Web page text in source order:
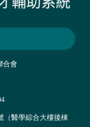
合會
（醫學綜合大樓後棟